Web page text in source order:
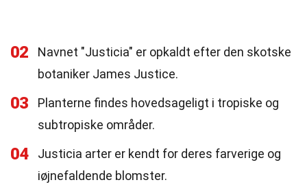
02
Navnet "Justicia" er opkaldt efter den skotske
botaniker James Justice.
03
Planterne findes hovedsageligt i tropiske og
subtropiske områder.
04
Justicia arter er kendt for deres farverige og
iøjnefaldende blomster.